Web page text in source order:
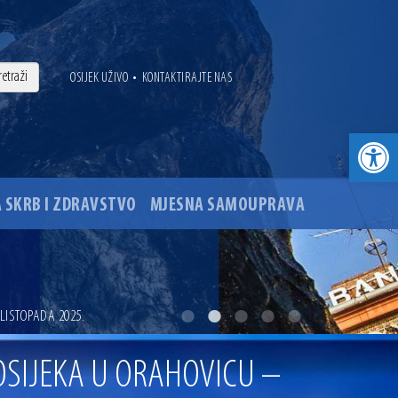
OSIJEK UŽIVO • KONTAKTIRAJTE NAS
SKRB I ZDRAVSTVO MJESNA SAMOUPRAVA
glavnog osječkog Trga Ante Starčevića
2025.
U ORAHOVICU –